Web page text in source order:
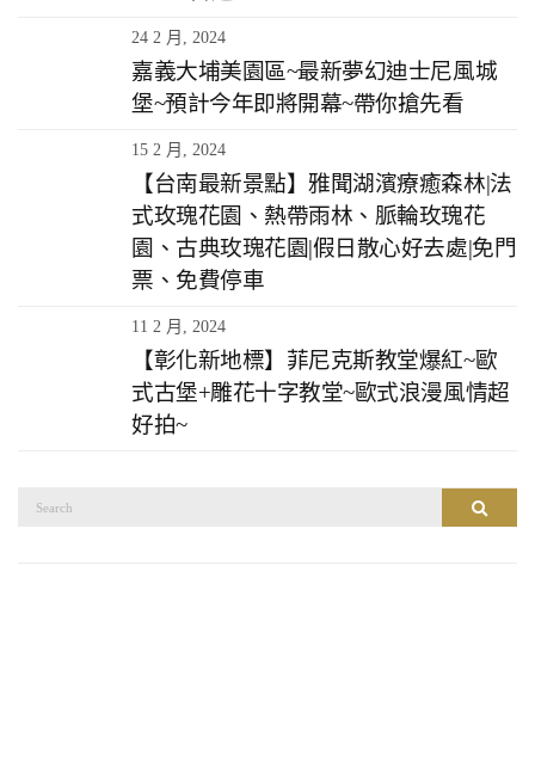
24 2 月, 2024
嘉義大埔美園區~最新夢幻迪士尼風城
堡~預計今年即將開幕~帶你搶先看
15 2 月, 2024
【台南最新景點】雅聞湖濱療癒森林|法
式玫瑰花園、熱帶雨林、脈輪玫瑰花
園、古典玫瑰花園|假日散心好去處|免門
票、免費停車
11 2 月, 2024
【彰化新地標】菲尼克斯教堂爆紅~歐
式古堡+雕花十字教堂~歐式浪漫風情超
好拍~
搜尋